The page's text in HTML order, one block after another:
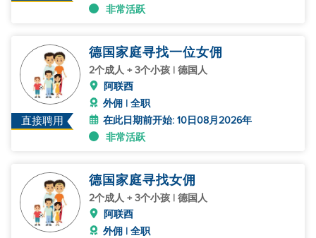
非常活跃
直接聘用
德国家庭寻找一位女佣
2个成人 + 3个小孩 | 德国人
阿联酉
外佣 | 全职
在此日期前开始: 10日08月2026年
非常活跃
德国家庭寻找女佣
2个成人 + 3个小孩 | 德国人
阿联酉
外佣 | 全职